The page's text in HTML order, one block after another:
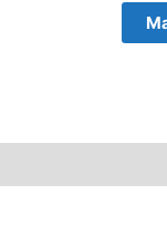
Orijinal
VCD